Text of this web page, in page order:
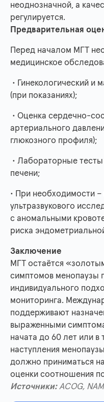
неоднозначной, а
регулируется.
Предварительная
Перед началом МГТ
медицинское
• Гинекологический и
(при показаниях);
• Оценка сердечно-
артериального
глюкозного профиля);
• Лабораторные
печени;
• При необходимости –
ультразвукового
с аномальными
риска
Заключение
МГТ остаётся
симптомов менопаузы
индивидуального
мониторинга.
поддерживают
выраженными
начата до 60 лет или в
наступления
должно приниматься
оценки соотношения
Источники:ACOG,